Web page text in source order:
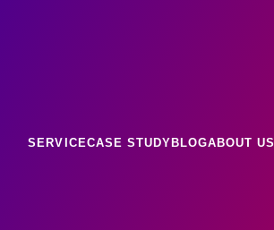
SERVICECASE STUDYBLOGABOUT US